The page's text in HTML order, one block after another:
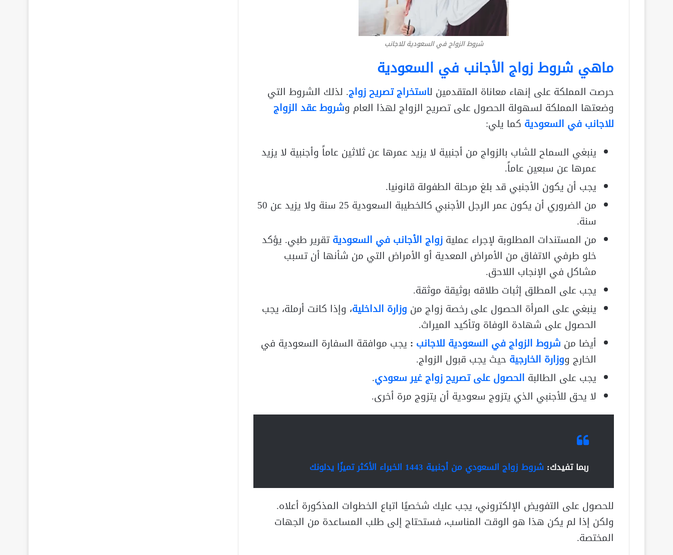
شروط الزواج في السعودية للاجانب
ماهي شروط زواج الأجانب في السعودية
حرصت المملكة على إنهاء معاناة المتقدمين لاستخراج تصريح زواج. لذلك الشروط التي
وضعتها المملكة لسهولة الحصول على تصريح الزواج لهذا العام وشروط عقد الزواج
للاجانب في السعودية كما يلي:
ينبغي السماح للشاب بالزواج من أجنبية لا يزيد عمرها عن ثلاثين عاماً وأجنبية لا يزيد
عمرها عن سبعين عاماً.
يجب أن يكون الأجنبي قد بلغ مرحلة الطفولة قانونيا.
من الضروري أن يكون عمر الرجل الأجنبي كالخطيبة السعودية 25 سنة ولا يزيد عن 50
سنة.
من المستندات المطلوبة لإجراء عمليةزواج الأجانب في السعوديةتقرير طبي. يؤكد
خلو طرفي الاتفاق من الأمراض المعدية أو الأمراض التي من شأنها أن تسبب
مشاكل في الإنجاب اللاحق.
يجب على المطلق إثبات طلاقه بوثيقة موثقة.
ينبغي على المرأة الحصول على رخصة زواج من وزارة الداخلية، وإذا كانت أرملة، يجب
الحصول على شهادة الوفاة وتأكيد الميراث.
أيضا من شروط الزواج في السعودية للاجانب : يجب موافقة السفارة السعودية في
الخارج ووزارة الخارجية حيث يجب قبول الزواج.
يجب على الطالبة الحصول على تصريح زواج غير سعودي.
لا يحق للأجنبي الذي يتزوج سعودية أن يتزوج مرة أخرى.
ربما تفيدك: شروط زواج السعودي من أجنبية 1443 الخبراء الأكثر تميزًا يدلونك
للحصول على التفويض الإلكتروني، يجب عليك شخصيًا اتباع الخطوات المذكورة أعلاه.
ولكن إذا لم يكن هذا هو الوقت المناسب، فستحتاج إلى طلب المساعدة من الجهات
المختصة.